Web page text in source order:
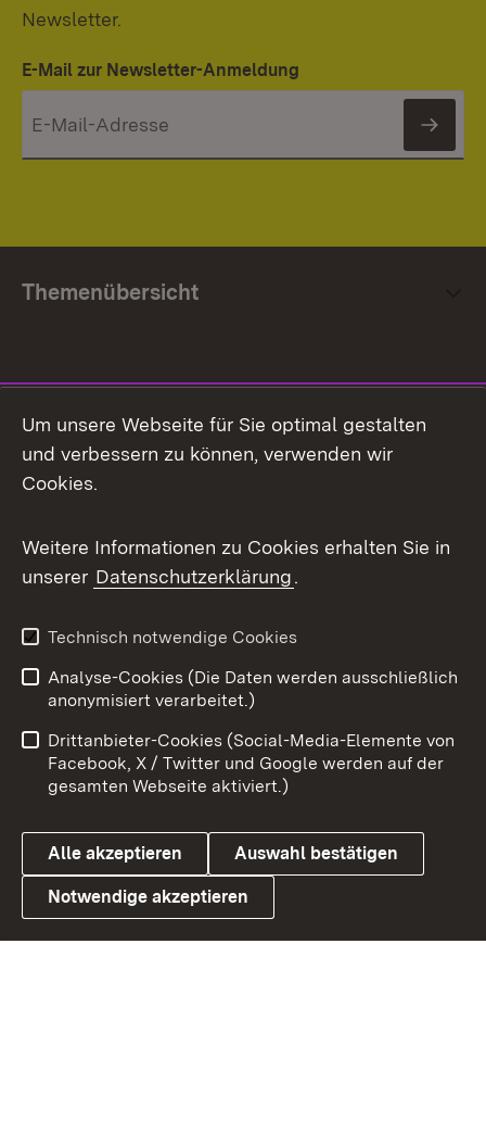
Newsletter.
E-Mail zur Newsletter-Anmeldung
Themenübersicht
Facebook
X / Twitter
Youtube
Link zum Landesportal
Impressum
Kontakt
Barrierefreiheit
Datenschutz
Cookies
Um unsere Webseite für Sie optimal gestalten
und verbessern zu können, verwenden wir
Cookies.
Weitere Informationen zu Cookies erhalten Sie in
unserer Datenschutzerklärung.
Technisch notwendige Cookies
Analyse-Cookies (Die Daten werden ausschließlich
anonymisiert verarbeitet.)
Drittanbieter-Cookies (Social-Media-Elemente von
Facebook, X / Twitter und Google werden auf der
gesamten Webseite aktiviert.)
Alle akzeptieren Auswahl bestätigen
Notwendige akzeptieren